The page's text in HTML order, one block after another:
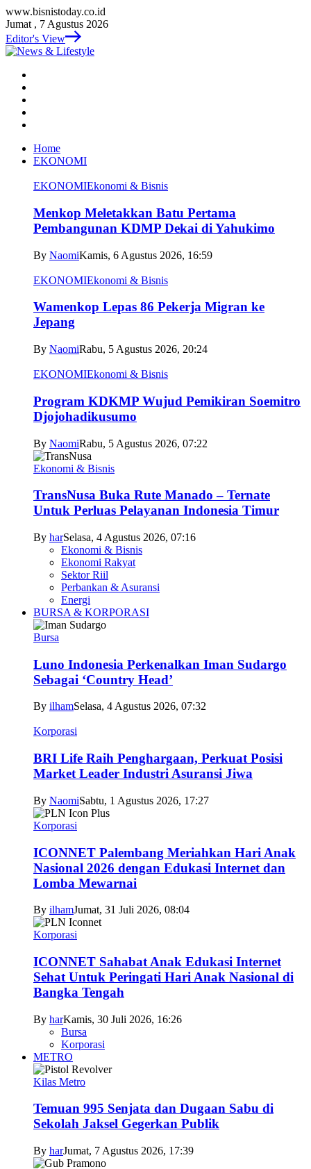
www.bisnistoday.co.id
Jumat , 7 Agustus 2026
Editor's View
Home
EKONOMI
EKONOMIEkonomi & Bisnis
Menkop Meletakkan Batu Pertama
Pembangunan KDMP Dekai di Yahukimo
By NaomiKamis, 6 Agustus 2026, 16:59
EKONOMIEkonomi & Bisnis
Wamenkop Lepas 86 Pekerja Migran ke
Jepang
By NaomiRabu, 5 Agustus 2026, 20:24
EKONOMIEkonomi & Bisnis
Program KDKMP Wujud Pemikiran Soemitro
Djojohadikusumo
By NaomiRabu, 5 Agustus 2026, 07:22
Ekonomi & Bisnis
TransNusa Buka Rute Manado – Ternate
Untuk Perluas Pelayanan Indonesia Timur
By harSelasa, 4 Agustus 2026, 07:16
Ekonomi & Bisnis
Ekonomi Rakyat
Sektor Riil
Perbankan & Asuransi
Energi
BURSA & KORPORASI
Bursa
Luno Indonesia Perkenalkan Iman Sudargo
Sebagai ‘Country Head’
By ilhamSelasa, 4 Agustus 2026, 07:32
Korporasi
BRI Life Raih Penghargaan, Perkuat Posisi
Market Leader Industri Asuransi Jiwa
By NaomiSabtu, 1 Agustus 2026, 17:27
Korporasi
ICONNET Palembang Meriahkan Hari Anak
Nasional 2026 dengan Edukasi Internet dan
Lomba Mewarnai
By ilhamJumat, 31 Juli 2026, 08:04
Korporasi
ICONNET Sahabat Anak Edukasi Internet
Sehat Untuk Peringati Hari Anak Nasional di
Bangka Tengah
By harKamis, 30 Juli 2026, 16:26
Bursa
Korporasi
METRO
Kilas Metro
Temuan 995 Senjata dan Dugaan Sabu di
Sekolah Jaksel Gegerkan Publik
By harJumat, 7 Agustus 2026, 17:39